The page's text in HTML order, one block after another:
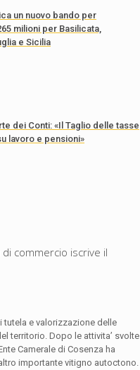
un nuovo bando per
milioni per Basilicata,
e Sicilia
dei Conti: «Il Taglio delle tasse
lavoro e pensioni»
di commercio iscrive il
tutela e valorizzazione delle
territorio. Dopo le attivita’ svolte
Camerale di Cosenza ha
importante vitigno autoctono.